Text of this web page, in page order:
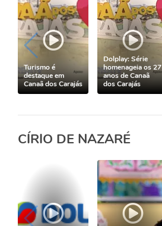
Turismo é
destaque em
Canaã dos Carajás
Dolplay: Série
homenageia os 27
anos de Canaã
dos Carajás
CÍRIO DE NAZARÉ